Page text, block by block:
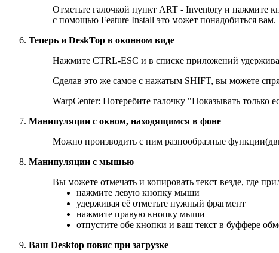
Отметьте галочкой пункт ART - Inventory и нажмите
с помощью Feature Install это может понадобиться вам.
Теперь и DeskTop в оконном виде
Нажмите CTRL-ESC и в списке приложений
Сделав это же самое с нажатым SHIFT, вы можете
WarpCenter: Потеребите галочку "Показывать только
Манипуляции с окном, находящимся в фоне
Можно производить с ним разнообразные
Манипуляции с мышью
Вы можете отмечать и копировать текст везде, где
нажмите левую кнопку мыши
удерживая её отметьте нужный фрагмент
нажмите правую кнопку мыши
отпустите обе кнопки и ваш текст в буффере
Ваш Desktop повис при загрузке